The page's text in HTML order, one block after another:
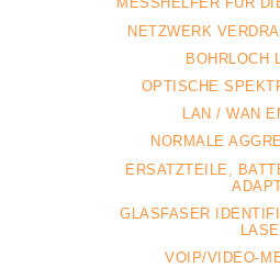
NETZWERK
BOHRLOCH
OPTISCHE
LAN / WAN
NORMALE
ERSATZTEILE,
GLASFASER
VOIP/VIDEO-